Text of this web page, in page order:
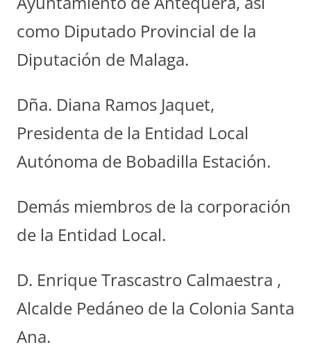
como Diputado Provincial de la
Diputación de Malaga.
Dña. Diana Ramos Jaquet,
Presidenta de la Entidad Local
Autónoma de Bobadilla Estación.
Demás miembros de la corporación
de la Entidad Local.
D. Enrique Trascastro Calmaestra ,
Alcalde Pedáneo de la Colonia Santa
Ana.